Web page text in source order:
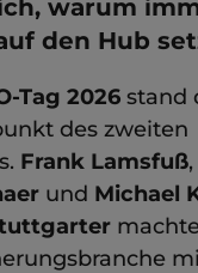
warum
den Hub
Tag 2026 stand
des zweiten
Frank Lamsfuß
und Michael